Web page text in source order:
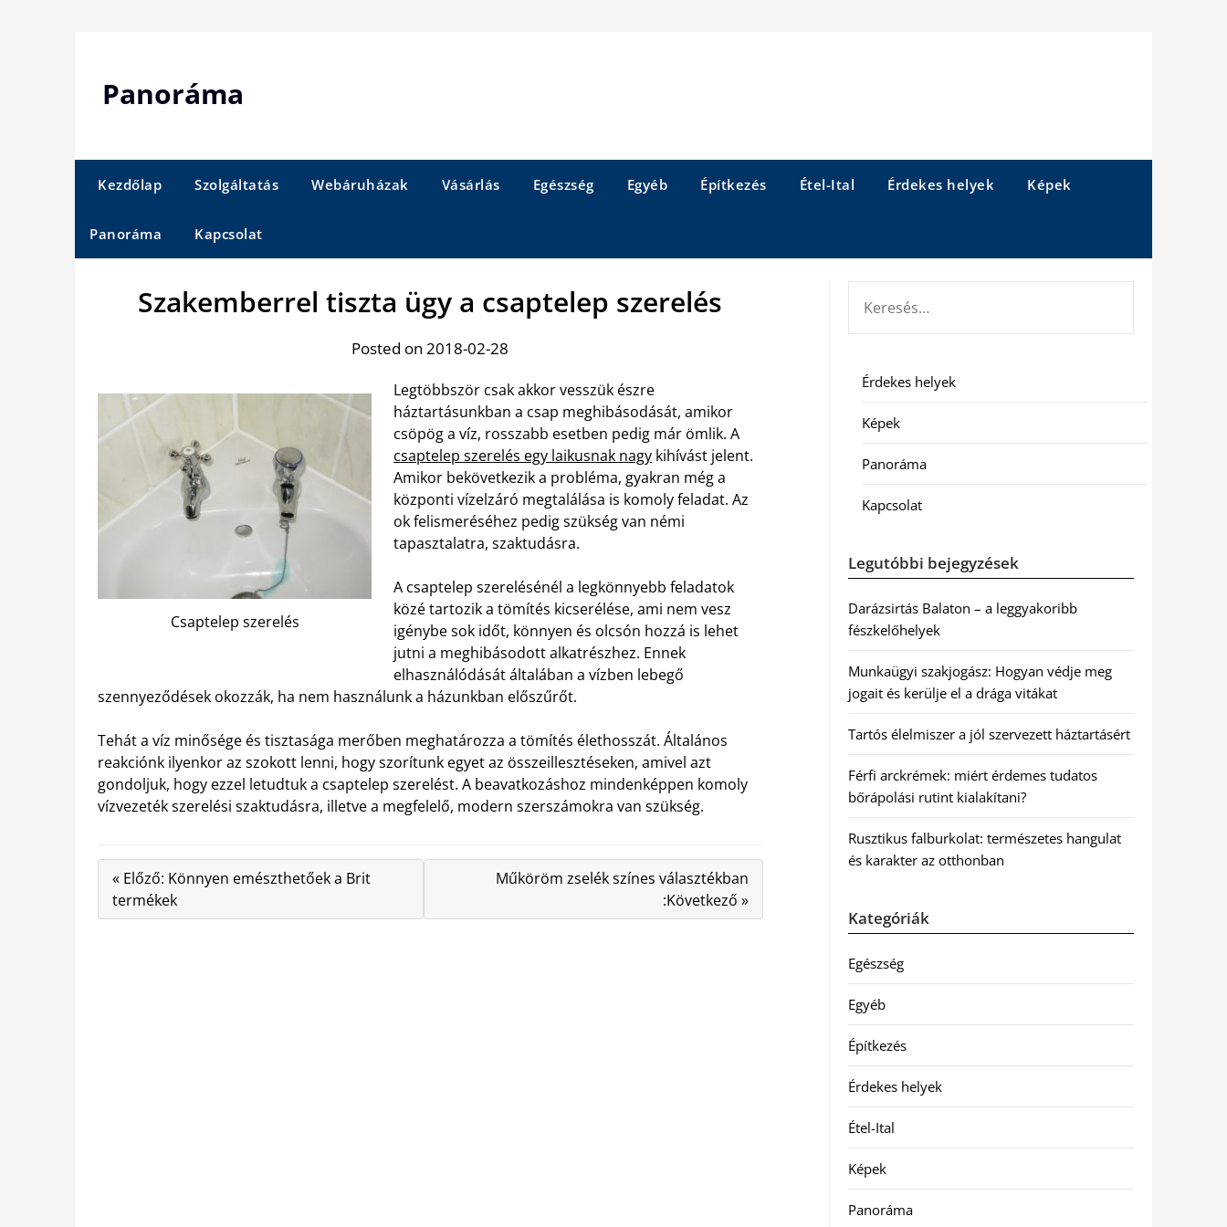
Panoráma
Kezdőlap Szolgáltatás Webáruházak Vásárlás Egészség Egyéb Építkezés Étel-Ital Érdekes helyek Képek
Panoráma Kapcsolat
Szakemberrel tiszta ügy a csaptelep szerelés
Posted on 2018-02-28
Csaptelep szerelés
Legtöbbször csak akkor vesszük észre
háztartásunkban a csap meghibásodását, amikor
csöpög a víz, rosszabb esetben pedig már ömlik. A
csaptelep szerelés egy laikusnak nagy kihívást jelent.
Amikor bekövetkezik a probléma, gyakran még a
központi vízelzáró megtalálása is komoly feladat. Az
ok felismeréséhez pedig szükség van némi
tapasztalatra, szaktudásra.
A csaptelep szerelésénél a legkönnyebb feladatok
közé tartozik a tömítés kicserélése, ami nem vesz
igénybe sok időt, könnyen és olcsón hozzá is lehet
jutni a meghibásodott alkatrészhez. Ennek
elhasználódását általában a vízben lebegő
szennyeződések okozzák, ha nem használunk a házunkban előszűrőt.
Tehát a víz minősége és tisztasága merőben meghatározza a tömítés élethosszát. Általános
reakciónk ilyenkor az szokott lenni, hogy szorítunk egyet az összeillesztéseken, amivel azt
gondoljuk, hogy ezzel letudtuk a csaptelep szerelést. A beavatkozáshoz mindenképpen komoly
vízvezeték szerelési szaktudásra, illetve a megfelelő, modern szerszámokra van szükség.
« Előző: Könnyen emészthetőek a Brit
termékek
Műköröm zselék színes választékban
:Következő »
Érdekes helyek
Képek
Panoráma
Kapcsolat
Legutóbbi bejegyzések
Darázsirtás Balaton – a leggyakoribb
fészkelőhelyek
Munkaügyi szakjogász: Hogyan védje meg
jogait és kerülje el a drága vitákat
Tartós élelmiszer a jól szervezett háztartásért
Férfi arckrémek: miért érdemes tudatos
bőrápolási rutint kialakítani?
Rusztikus falburkolat: természetes hangulat
és karakter az otthonban
Kategóriák
Egészség
Egyéb
Építkezés
Érdekes helyek
Étel-Ital
Képek
Panoráma